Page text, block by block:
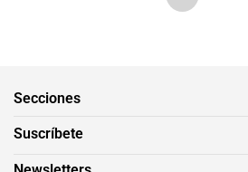
Secciones
Suscríbete